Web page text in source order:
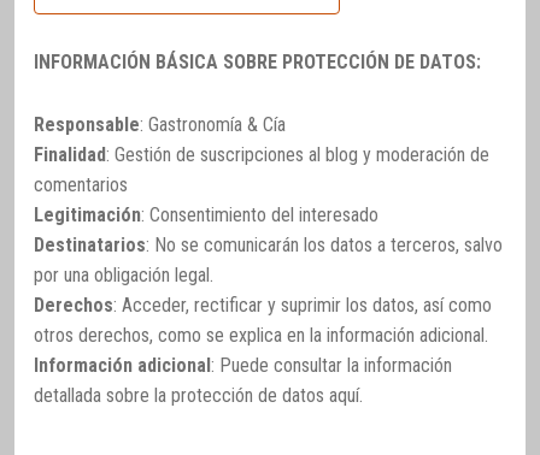
INFORMACIÓN BÁSICA SOBRE PROTECCIÓN DE DATOS:
Responsable: Gastronomía & Cía
Finalidad: Gestión de suscripciones al blog y moderación de
comentarios
Legitimación: Consentimiento del interesado
Destinatarios: No se comunicarán los datos a terceros, salvo
por una obligación legal.
Derechos: Acceder, rectificar y suprimir los datos, así como
otros derechos, como se explica en la información adicional.
Información adicional : Puede consultar la información
detallada sobre la protección de datos aquí.